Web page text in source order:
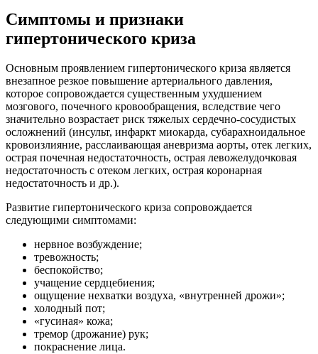
Симптомы и признаки
гипертонического криза
Основным проявлением гипертонического криза является
внезапное резкое повышение артериального давления,
которое сопровождается существенным ухудшением
мозгового, почечного кровообращения, вследствие чего
значительно возрастает риск тяжелых сердечно-сосудистых
осложнений (инсульт, инфаркт миокарда, субарахноидальное
кровоизлияние, расслаивающая аневризма аорты, отек легких,
острая почечная недостаточность, острая левожелудочковая
недостаточность с отеком легких, острая коронарная
недостаточность и др.).
Развитие гипертонического криза сопровождается
следующими симптомами:
нервное возбуждение;
тревожность;
беспокойство;
учащение сердцебиения;
ощущение нехватки воздуха, «внутренней дрожи»;
холодный пот;
«гусиная» кожа;
тремор (дрожание) рук;
покраснение лица.